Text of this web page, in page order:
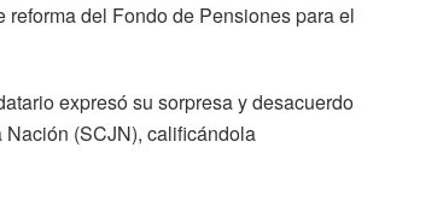
del Fondo de Pensiones para el
expresó su sorpresa y desacuerdo
(SCJN), calificándola